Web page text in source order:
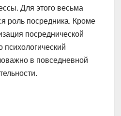
Для этого весьма
роль посредника. Кроме
посреднической
психологический
в повседневной